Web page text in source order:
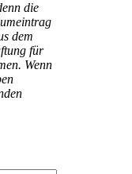
die
dem
für
Wenn